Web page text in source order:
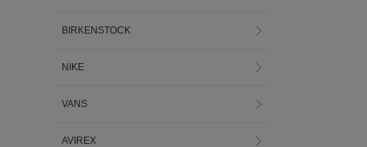
BIRKENSTOCK
NIKE
VANS
AVIREX